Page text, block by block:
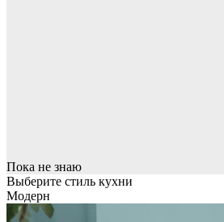
Пока не знаю
Выберите стиль кухни
Модерн